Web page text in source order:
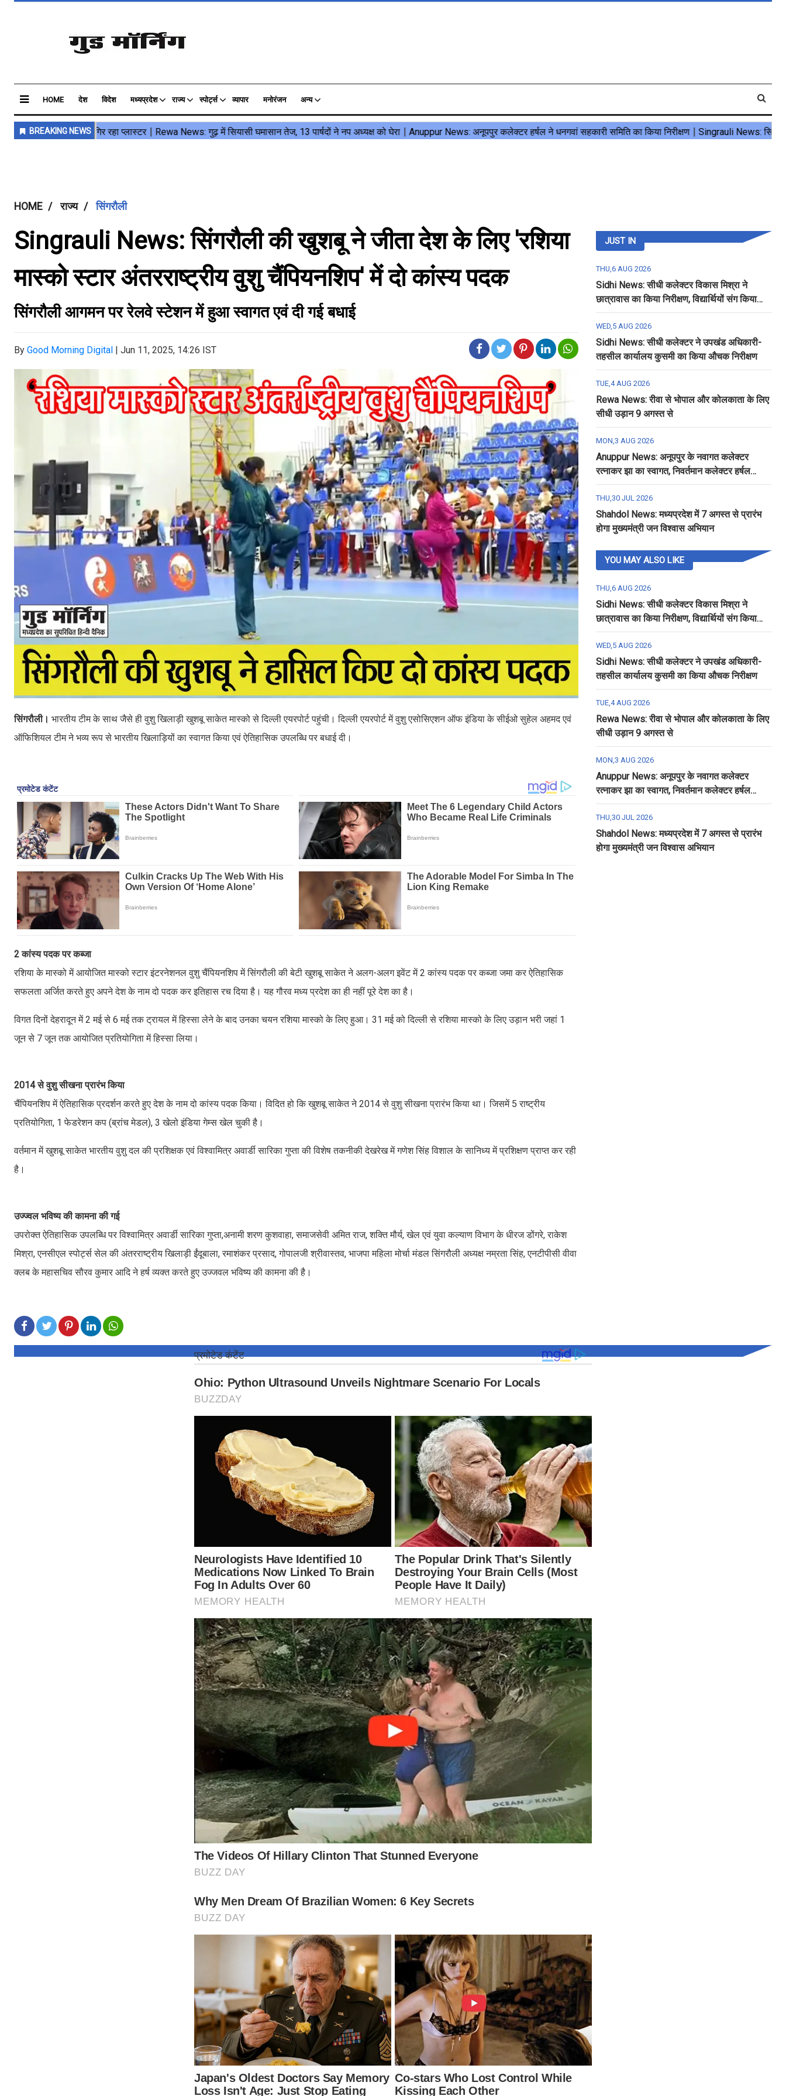
HOME देश विदेश मध्यप्रदेश राज्य स्पोर्ट्स व्यापार मनोरंजन अन्य
HOME राज्य सिंगरौली
Singrauli News: सिंगरौली की खुशबू ने जीता देश के लिए 'रशिया
मास्को स्टार अंतरराष्ट्रीय वुशु चैंपियनशिप' में दो कांस्य पदक
सिंगरौली आगमन पर रेलवे स्टेशन में हुआ स्वागत एवं दी गई बधाई
By Good Morning Digital | Jun 11, 2025, 14:26 IST
सिंगरौली। भारतीय टीम के साथ जैसे ही वुशु खिलाड़ी खुशबू साकेत मास्को से दिल्ली एयरपोर्ट पहुंची। दिल्ली एयरपोर्ट में वुशु एसोसिएशन ऑफ इंडिया के सीईओ सुहेल अहमद एवं
ऑफिशियल टीम ने भव्य रूप से भारतीय खिलाड़ियों का स्वागत किया एवं ऐतिहासिक उपलब्धि पर बधाई दी।
2 कांस्य पदक पर कब्जा
रशिया के मास्को में आयोजित मास्को स्टार इंटरनेशनल वुशु चैंपियनशिप में सिंगरौली की बेटी खुशबू साकेत ने अलग-अलग इवेंट में 2 कांस्य पदक पर कब्जा जमा कर ऐतिहासिक
सफलता अर्जित करते हुए अपने देश के नाम दो पदक कर इतिहास रच दिया है। यह गौरव मध्य प्रदेश का ही नहीं पूरे देश का है।
विगत दिनों देहरादून में 2 मई से 6 मई तक ट्रायल में हिस्सा लेने के बाद उनका चयन रशिया मास्को के लिए हुआ। 31 मई को दिल्ली से रशिया मास्को के लिए उड़ान भरी जहां 1
जून से 7 जून तक आयोजित प्रतियोगिता में हिस्सा लिया।
2014 से वुशु सीखना प्रारंभ किया
चैंपियनशिप में ऐतिहासिक प्रदर्शन करते हुए देश के नाम दो कांस्य पदक किया। विदित हो कि खुशबू साकेत ने 2014 से वुशु सीखना प्रारंभ किया था। जिसमें 5 राष्ट्रीय
प्रतियोगिता, 1 फेडरेशन कप (ब्रांच मेडल), 3 खेलो इंडिया गेम्स खेल चुकी है।
वर्तमान में खुशबू साकेत भारतीय वुशु दल की प्रशिक्षक एवं विश्वामित्र अवार्डी सारिका गुप्ता की विशेष तकनीकी देखरेख में गणेश सिंह विशाल के सानिध्य में प्रशिक्षण प्राप्त कर रही
है।
उज्ज्वल भविष्य की कामना की गई
उपरोक्त ऐतिहासिक उपलब्धि पर विश्वामित्र अवार्डी सारिका गुप्ता,अनामी शरण कुशवाहा, समाजसेवी अमित राज, शक्ति मौर्य, खेल एवं युवा कल्याण विभाग के धीरज डोंगरे, राकेश
मिश्रा, एनसीएल स्पोर्ट्स सेल की अंतरराष्ट्रीय खिलाड़ी ईंदूबाला, रमाशंकर प्रसाद, गोपालजी श्रीवास्तव, भाजपा महिला मोर्चा मंडल सिंगरौली अध्यक्ष नम्रता सिंह, एनटीपीसी वीवा
क्लब के महासचिव सौरव कुमार आदि ने हर्ष व्यक्त करते हुए उज्जवल भविष्य की कामना की है।
JUST IN
THU,6 AUG 2026
Sidhi News: सीधी कलेक्टर विकास मिश्रा ने
छात्रावास का किया निरीक्षण, विद्यार्थियों संग किया
रात्रि भोजन
WED,5 AUG 2026
Sidhi News: सीधी कलेक्टर ने उपखंड अधिकारी-
तहसील कार्यालय कुसमी का किया औचक निरीक्षण
TUE,4 AUG 2026
Rewa News: रीवा से भोपाल और कोलकाता के लिए
सीधी उड़ान 9 अगस्त से
MON,3 AUG 2026
Anuppur News: अनूपपुर के नवागत कलेक्टर
रत्नाकर झा का स्वागत, निवर्तमान कलेक्टर हर्षल
पंचोली को दी गई विदाई
THU,30 JUL 2026
Shahdol News: मध्यप्रदेश में 7 अगस्त से प्रारंभ
होगा मुख्यमंत्री जन विश्वास अभियान
YOU MAY ALSO LIKE
THU,6 AUG 2026
Sidhi News: सीधी कलेक्टर विकास मिश्रा ने
छात्रावास का किया निरीक्षण, विद्यार्थियों संग किया
रात्रि भोजन
WED,5 AUG 2026
Sidhi News: सीधी कलेक्टर ने उपखंड अधिकारी-
तहसील कार्यालय कुसमी का किया औचक निरीक्षण
TUE,4 AUG 2026
Rewa News: रीवा से भोपाल और कोलकाता के लिए
सीधी उड़ान 9 अगस्त से
MON,3 AUG 2026
Anuppur News: अनूपपुर के नवागत कलेक्टर
रत्नाकर झा का स्वागत, निवर्तमान कलेक्टर हर्षल
पंचोली को दी गई विदाई
THU,30 JUL 2026
Shahdol News: मध्यप्रदेश में 7 अगस्त से प्रारंभ
होगा मुख्यमंत्री जन विश्वास अभियान